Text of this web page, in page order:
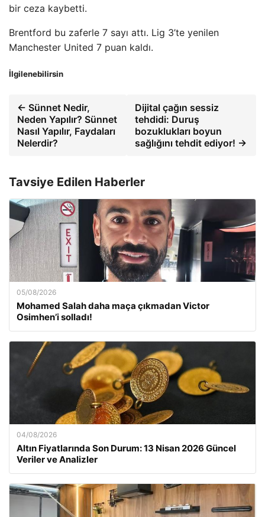
bir ceza kaybetti.
Brentford bu zaferle 7 sayı attı. Lig 3’te yenilen
Manchester United 7 puan kaldı.
İlgilenebilirsin
← Sünnet Nedir,
Neden Yapılır? Sünnet
Nasıl Yapılır, Faydaları
Nelerdir?
Dijital çağın sessiz
tehdidi: Duruş
bozuklukları boyun
sağlığını tehdit ediyor! →
Tavsiye Edilen Haberler
05/08/2026
Mohamed Salah daha maça çıkmadan Victor
Osimhen’i solladı!
04/08/2026
Altın Fiyatlarında Son Durum: 13 Nisan 2026 Güncel
Veriler ve Analizler